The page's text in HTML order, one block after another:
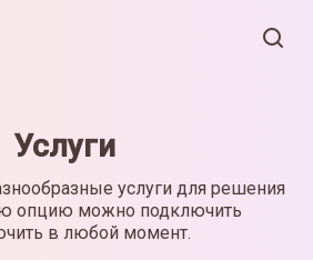
Услуги
услуги для решения
опцию можно подключить
в любой момент.